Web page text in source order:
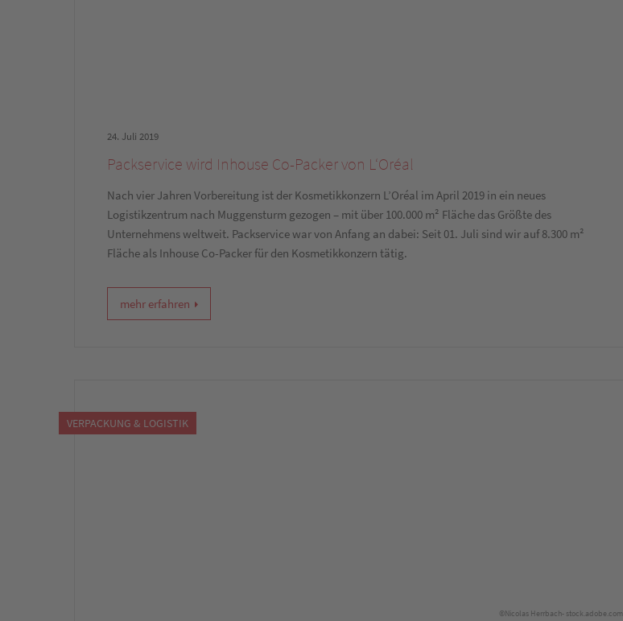
24. Juli 2019
Packservice wird Inhouse Co-Packer von L‘Oréal
Nach vier Jahren Vorbereitung ist der Kosmetikkonzern L’Oréal im April 2019 in ein neues
Logistikzentrum nach Muggensturm gezogen – mit über 100.000 m² Fläche das Größte des
Unternehmens weltweit. Packservice war von Anfang an dabei: Seit 01. Juli sind wir auf 8.300 m²
Fläche als Inhouse Co-Packer für den Kosmetikkonzern tätig.
mehr erfahren
VERPACKUNG & LOGISTIK
©Nicolas Herrbach- stock.adobe.com